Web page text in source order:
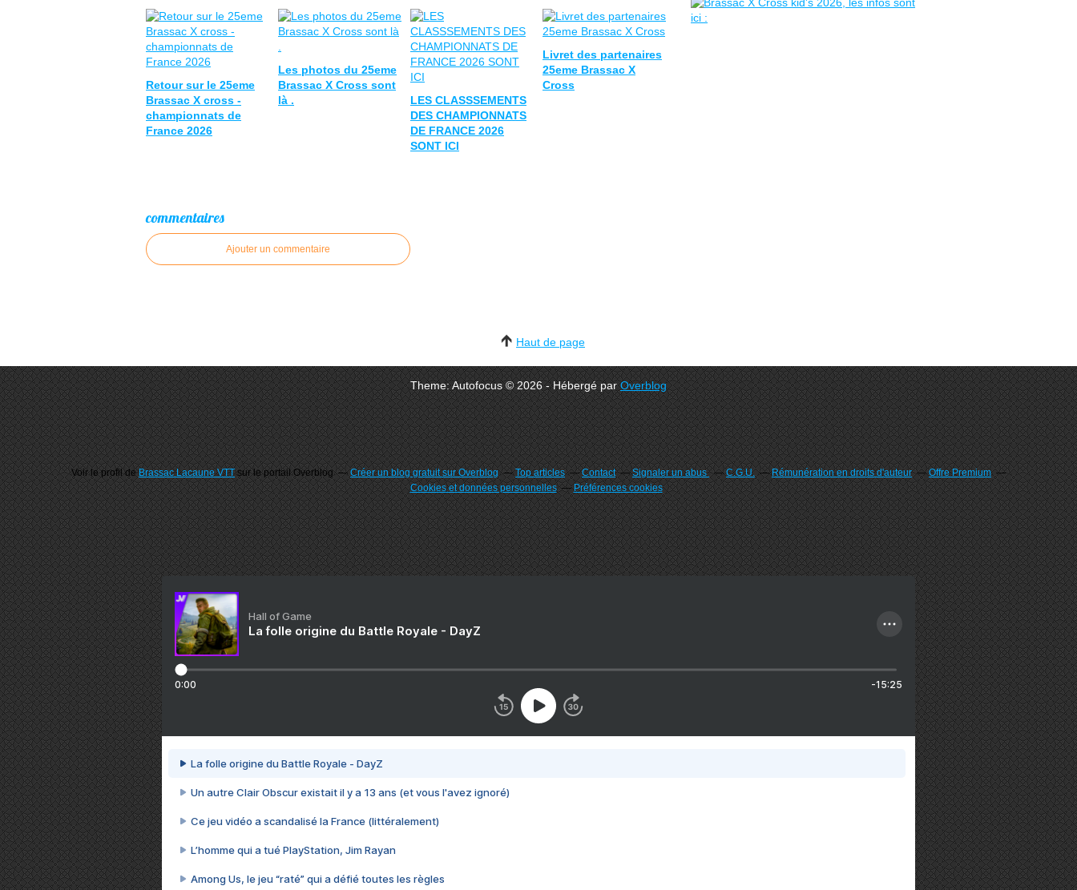
Retour sur le 25eme
Brassac X cross -
championnats de
France 2026
Les photos du 25eme
Brassac X Cross sont
là .
LES CLASSSEMENTS
DES CHAMPIONNATS
DE FRANCE 2026
SONT ICI
Livret des partenaires
25eme Brassac X
Cross
commentaires
Ajouter un commentaire
Haut de page
Theme: Autofocus © 2026 - Hébergé parOverblog
Voir le profil deBrassac Lacaune VTTsur le portail Overblog Créer un blog gratuit sur Overblog Top articles Contact Signaler un abus C.G.U. Rémunération en droits d'auteur
Offre Premium
Cookies et données personnelles
Préférences cookies
Hall of Game
La folle origine du Battle Royale - DayZ
0:00 -15:25
La folle origine du Battle Royale - DayZ
Un autre Clair Obscur existait il y a 13 ans (et vous l'avez ignoré)
Ce jeu vidéo a scandalisé la France (littéralement)
L’homme qui a tué PlayStation, Jim Rayan
Among Us, le jeu “raté” qui a défié toutes les règles